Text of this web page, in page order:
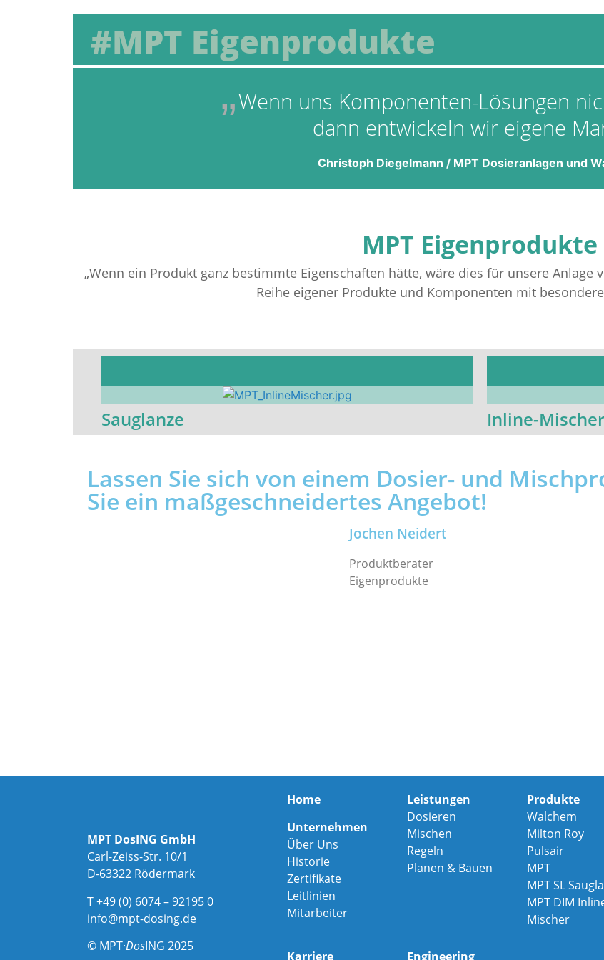
#MPT Eigenprodukte
Wenn uns Komponenten-Lösungen
dann entwickeln wir eigene
Christoph Diegelmann / MPT Dosieranlagen und
MPT Eigenprodukte
„Wenn ein Produkt ganz bestimmte Eigenschaften hätte, wäre dies für unsere Anlage
Reihe eigener Produkte und Komponenten mit
Sauglanze Inline-Mischer
Lassen Sie sich von einem Dosier- und
Sie ein maßgeschneidertes Angebot!
Jochen Neidert
Produktberater
Eigenprodukte
MPT DosING GmbH
Carl-Zeiss-Str. 10/1
D-63322 Rödermark
T +49 (0) 6074 – 92195 0
info@mpt-dosing.de
© MPT·DosING 2025
Home
Unternehmen
Über Uns
Historie
Zertifikate
Leitlinien
Mitarbeiter
Karriere
Leistungen
Dosieren
Mischen
Regeln
Planen & Bauen
Engineering
Produkte
Walchem
Milton Roy
Pulsair
MPT
MPT SL
MPT DIM
Mischer